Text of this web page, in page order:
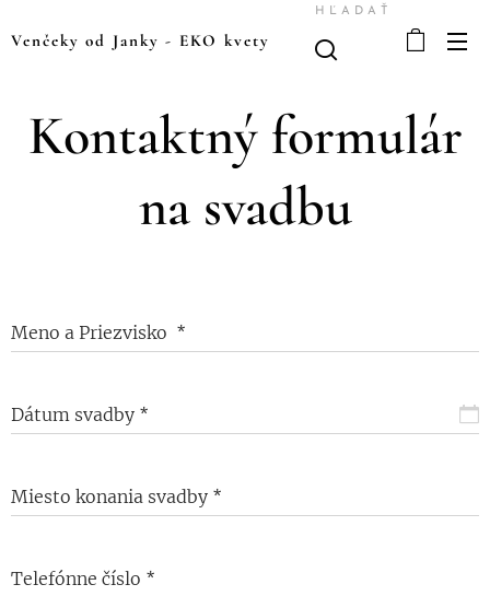
Venčeky od Janky - EKO kvety
HĽADAŤ
Kontaktný formulár
na svadbu
Meno a Priezvisko
Dátum svadby
Miesto konania svadby
Telefónne číslo